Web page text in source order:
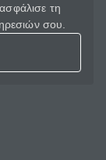
τη
σου.